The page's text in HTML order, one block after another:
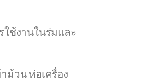
ช้งานในร่มและ
ม้วน ห่อเครื่อง